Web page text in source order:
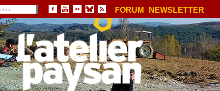
FORUM NEWSLETTER